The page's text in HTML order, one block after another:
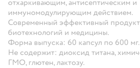
отхаркивающим, антисептическим и
иммуномодулирующим действием.
Современный эффективный продукт
биотехнологий и медицины.
Форма выпуска: 60 капсул по 600 мг.
Не содержит: диоксид титана,
ГМО, глютен, лактозу.